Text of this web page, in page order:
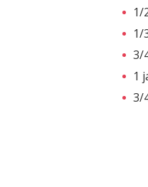
1/
1/
3/
1
3/